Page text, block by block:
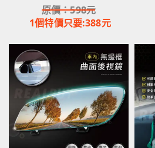
原價：598元
1個特價只要:388元